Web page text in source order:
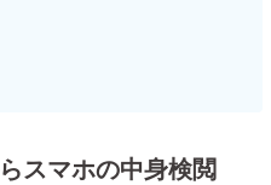
スマホの中身検閲